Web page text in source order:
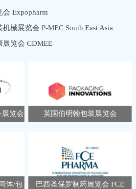
Expopharm
械展览会 P-MEC South East Asia
展览会 CDMEE
览会 英国伯明翰包装展览会
Empack
体/包 巴西圣保罗制药展览会 FCE